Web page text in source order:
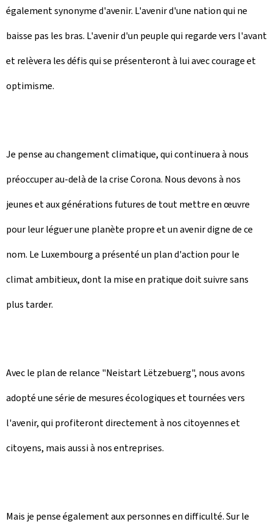
également synonyme d'avenir. L'avenir d'une nation qui ne
baisse pas les bras. L'avenir d'un peuple qui regarde vers l'avant
et relèvera les défis qui se présenteront à lui avec courage et
optimisme.
Je pense au changement climatique, qui continuera à nous
préoccuper au-delà de la crise Corona. Nous devons à nos
jeunes et aux générations futures de tout mettre en œuvre
pour leur léguer une planète propre et un avenir digne de ce
nom. Le Luxembourg a présenté un plan d'action pour le
climat ambitieux, dont la mise en pratique doit suivre sans
plus tarder.
Avec le plan de relance "Neistart Lëtzebuerg", nous avons
adopté une série de mesures écologiques et tournées vers
l'avenir, qui profiteront directement à nos citoyennes et
citoyens, mais aussi à nos entreprises.
Mais je pense également aux personnes en difficulté. Sur le